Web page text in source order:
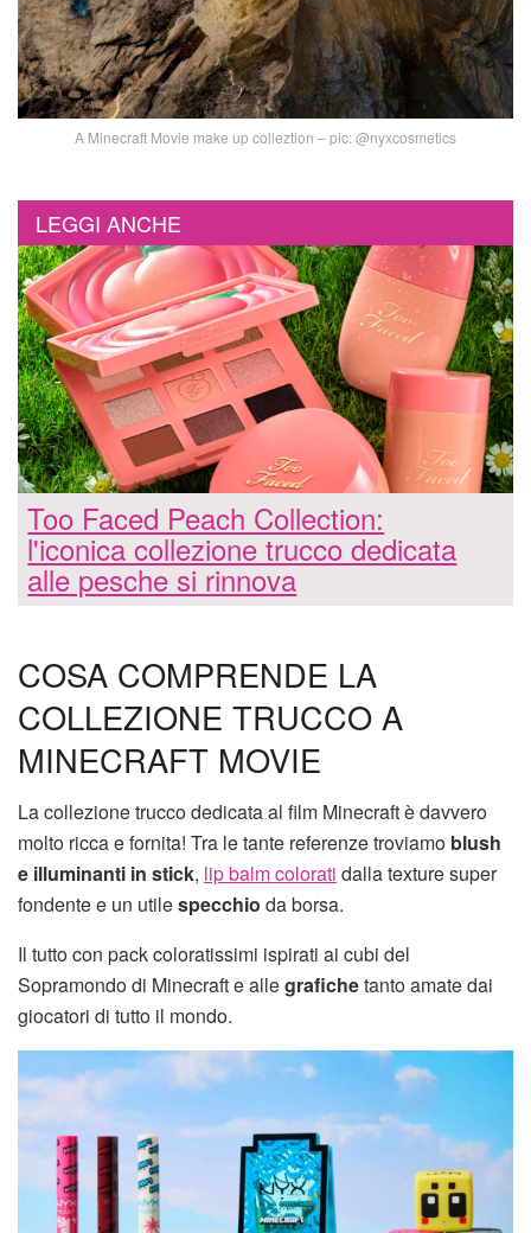
A Minecraft Movie make up colleztion – pic: @nyxcosmetics
LEGGI ANCHE
Too Faced Peach Collection:
l'iconica collezione trucco dedicata
alle pesche si rinnova
COSA COMPRENDE LA
COLLEZIONE TRUCCO A
MINECRAFT MOVIE
La collezione trucco dedicata al film Minecraft è davvero
molto ricca e fornita! Tra le tante referenze troviamo blush
e illuminanti in stick, lip balm colorati dalla texture super
fondente e un utilespecchio da borsa.
Il tutto con pack coloratissimi ispirati ai cubi del
Sopramondo di Minecraft e allegrafichetanto amate dai
giocatori di tutto il mondo.